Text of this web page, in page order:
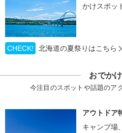
かけスポッ
CHECK! 北海道の夏祭りはこちら
おでか
今注目のスポットや話題のア
アウトドア
キャンプ場